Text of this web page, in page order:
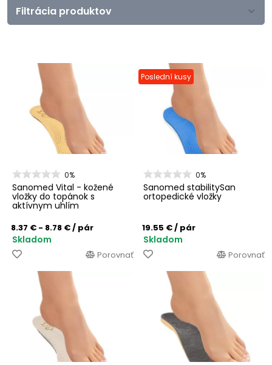
Filtrácia produktov
0%
Sanomed Vital - kožené
vložky do topánok s
aktívnym uhlím
8.37 € - 8.78 €/ pár
Skladom
Porovnať
Poslední kusy
0%
Sanomed stabilitySan
ortopedické vložky
19.55 €/ pár
Skladom
Porovnať